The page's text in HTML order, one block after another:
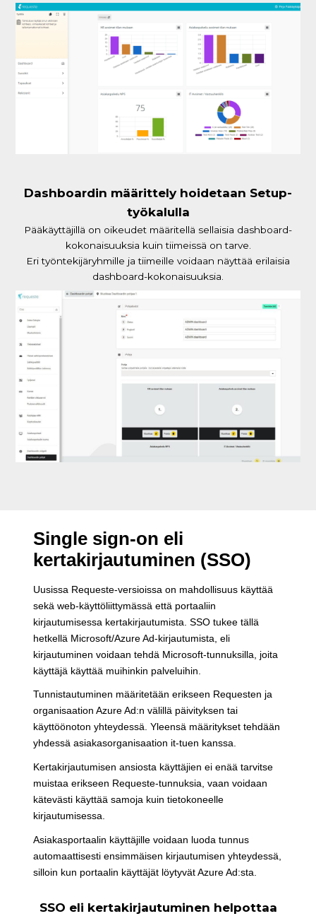
Dashboardin määrittely hoidetaan Setup-
työkalulla
Pääkäyttäjillä on oikeudet määritellä sellaisia dashboard-
kokonaisuuksia kuin tiimeissä on tarve.
Eri työntekijäryhmille ja tiimeille voidaan näyttää erilaisia
dashboard-kokonaisuuksia.
Single sign-on eli
kertakirjautuminen (SSO)
Uusissa Requeste-versioissa on mahdollisuus käyttää
sekä web-käyttöliittymässä että portaaliin
kirjautumisessa kertakirjautumista. SSO tukee tällä
hetkellä Microsoft/Azure Ad-kirjautumista, eli
kirjautuminen voidaan tehdä Microsoft-tunnuksilla, joita
käyttäjä käyttää muihinkin palveluihin.
Tunnistautuminen määritetään erikseen Requesten ja
organisaation Azure Ad:n välillä päivityksen tai
käyttöönoton yhteydessä. Yleensä määritykset tehdään
yhdessä asiakasorganisaation it-tuen kanssa.
Kertakirjautumisen ansiosta käyttäjien ei enää tarvitse
muistaa erikseen Requeste-tunnuksia, vaan voidaan
kätevästi käyttää samoja kuin tietokoneelle
kirjautumisessa.
Asiakasportaalin käyttäjille voidaan luoda tunnus
automaattisesti ensimmäisen kirjautumisen yhteydessä,
silloin kun portaalin käyttäjät löytyvät Azure Ad:sta.
SSO eli kertakirjautuminen helpottaa